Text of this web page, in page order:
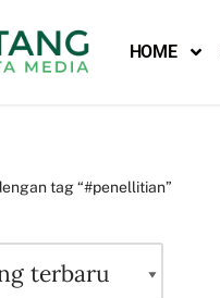
HOME
tag “#penellitian”